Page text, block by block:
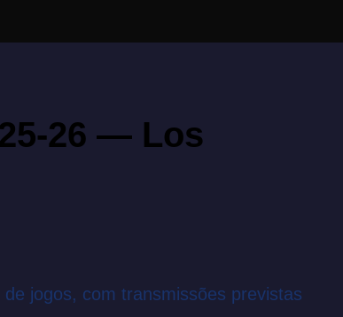
26 — Los
jogos, com transmissões previstas